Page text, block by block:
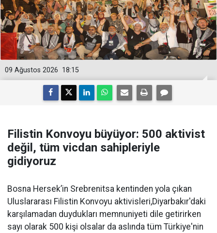
18:15
09 Ağustos 2026
Filistin Konvoyu büyüyor: 500 aktivist
değil, tüm vicdan sahipleriyle
gidiyoruz
Bosna Hersek’in Srebrenitsa kentinden yola çıkan
Uluslararası Filistin Konvoyu aktivisleri,Diyarbakır'daki
karşılamadan duydukları memnuniyeti dile getirirken
sayı olarak 500 kişi olsalar da aslında tüm Türkiye'nin